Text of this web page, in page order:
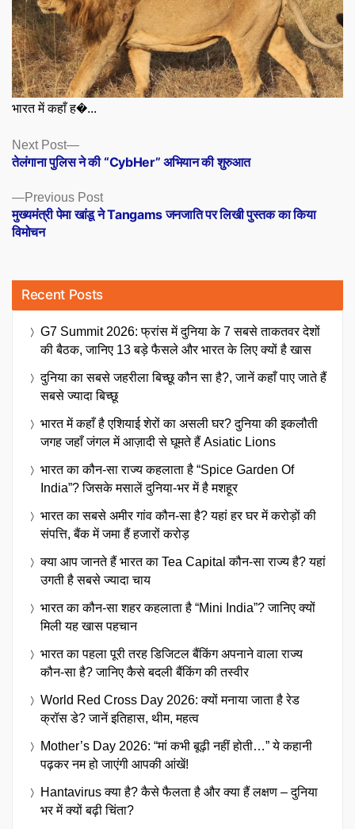
भारत में कहाँ ह�...
Posts
navigation
Previous PostPrevious
post:
मुख्यमंत्री पेमा खांडू ने Tangams जनजाति पर लिखी पुस्तक का किया
विमोचन
Next Post
Next
post:
तेलंगाना पुलिस ने की “CybHer” अभियान की शुरुआत
Recent Posts
G7 Summit 2026: फ्रांस में दुनिया के 7 सबसे ताकतवर देशों
की बैठक, जानिए 13 बड़े फैसले और भारत के लिए क्यों है खास
दुनिया का सबसे जहरीला बिच्छू कौन सा है?, जानें कहाँ पाए जाते हैं
सबसे ज्यादा बिच्छू
भारत में कहाँ है एशियाई शेरों का असली घर? दुनिया की इकलौती
जगह जहाँ जंगल में आज़ादी से घूमते हैं Asiatic Lions
भारत का कौन-सा राज्य कहलाता है “Spice Garden Of
India”? जिसके मसालें दुनिया-भर में है मशहूर
भारत का सबसे अमीर गांव कौन-सा है? यहां हर घर में करोड़ों की
संपत्ति, बैंक में जमा हैं हजारों करोड़
क्या आप जानते हैं भारत का Tea Capital कौन-सा राज्य है? यहां
उगती है सबसे ज्यादा चाय
भारत का कौन-सा शहर कहलाता है “Mini India”? जानिए क्यों
मिली यह खास पहचान
भारत का पहला पूरी तरह डिजिटल बैंकिंग अपनाने वाला राज्य
कौन-सा है? जानिए कैसे बदली बैंकिंग की तस्वीर
World Red Cross Day 2026: क्यों मनाया जाता है रेड
क्रॉस डे? जानें इतिहास, थीम, महत्व
Mother’s Day 2026: “मां कभी बूढ़ी नहीं होती…” ये कहानी
पढ़कर नम हो जाएंगी आपकी आंखें!
Hantavirus क्या है? कैसे फैलता है और क्या हैं लक्षण – दुनिया
भर में क्यों बढ़ी चिंता?